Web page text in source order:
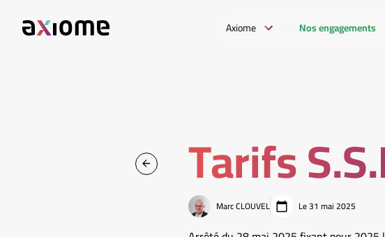
Axiome Nos engagements
Tarifs
Marc CLOUVEL Le 31 mai 2025